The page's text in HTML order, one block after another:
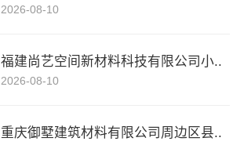
2026-08-10
福建尚艺空间新材料科技有限公司小..
2026-08-10
重庆御墅建筑材料有限公司周边区县..